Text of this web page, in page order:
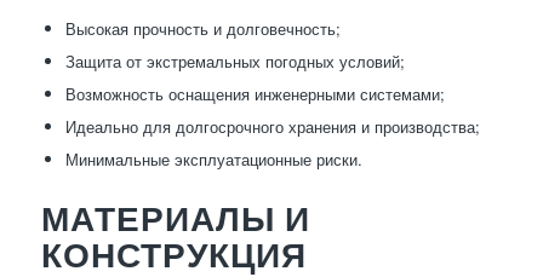
Высокая прочность и долговечность;
Защита от экстремальных погодных условий;
Возможность оснащения инженерными системами;
Идеально для долгосрочного хранения и производства;
Минимальные эксплуатационные риски.
МАТЕРИАЛЫ И
КОНСТРУКЦИЯ